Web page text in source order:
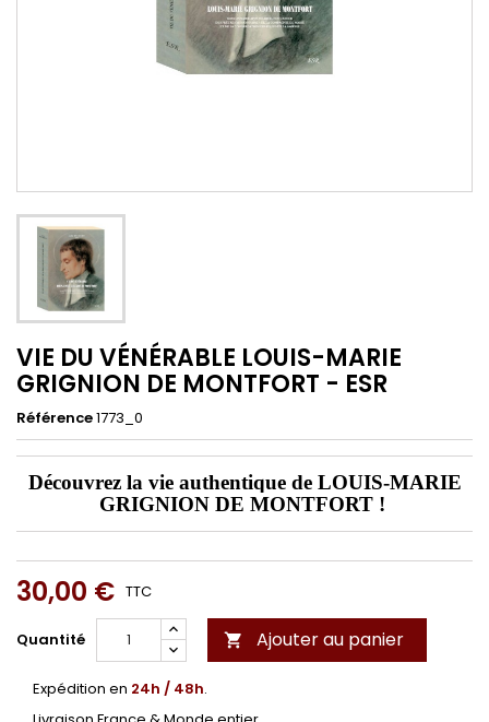
VIE DU VÉNÉRABLE LOUIS-MARIE
GRIGNION DE MONTFORT - ESR
Référence1773_0
Découvrez la vie authentique de LOUIS-MARIE
GRIGNION DE MONTFORT !
30,00 € TTC
Quantité  Ajouter au panier
Expédition en 24h / 48h.